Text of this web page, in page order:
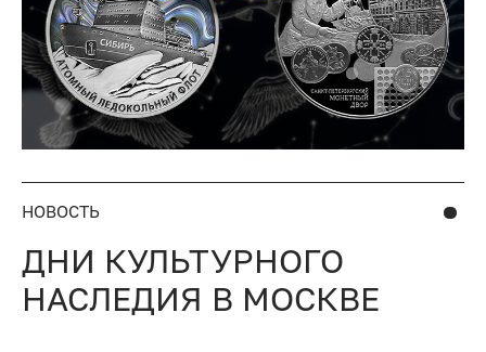
НОВОСТЬ
ДНИ КУЛЬТУРНОГО
НАСЛЕДИЯ В МОСКВЕ